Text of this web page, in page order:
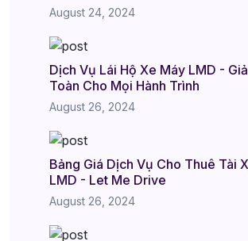
August 24, 2024
Dịch Vụ Lái Hộ Xe Máy LMD -
Toàn Cho Mọi Hành Trình
August 26, 2024
Bảng Giá Dịch Vụ Cho Thuê Tài
LMD - Let Me Drive
August 26, 2024